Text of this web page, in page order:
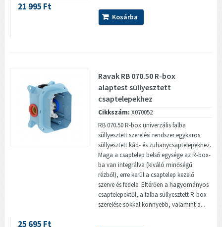
21 995 Ft
Kosárba
Ravak RB 070.50 R-box
alaptest süllyesztett
csaptelepekhez
Cikkszám: X070052
RB 070.50 R-box univerzális falba
süllyesztett szerelési rendszer egykaros
süllyesztett kád- és zuhanycsaptelepekhez.
Maga a csaptelep belső egysége az R-box-
ba van integrálva (kiváló minőségű
rézből), erre kerül a csaptelep kezelő
szerve és fedele. Eltérően a hagyományos
csaptelepektől, a falba süllyesztett R-box
szerelése sokkal könnyebb, valamint a...
25 695 Ft